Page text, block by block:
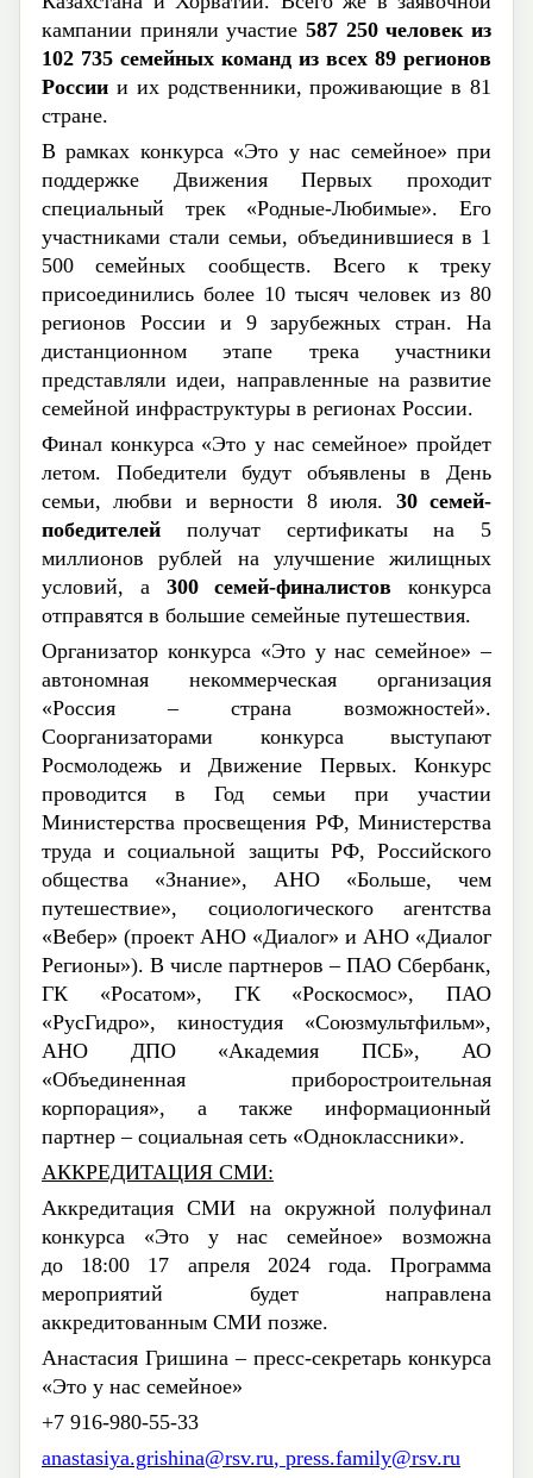
кампании приняли участие 587 250 человек из
102 735 семейных команд из всех 89 регионов
России и их родственники, проживающие в 81
стране.
В рамках конкурса «Это у нас семейное» при
поддержке Движения Первых проходит
специальный трек «Родные-Любимые». Его
участниками стали семьи, объединившиеся в 1
500 семейных сообществ. Всего к треку
присоединились более 10 тысяч человек из 80
регионов России и 9 зарубежных стран. На
дистанционном этапе трека участники
представляли идеи, направленные на развитие
семейной инфраструктуры в регионах России.
Финал конкурса «Это у нас семейное» пройдет
летом. Победители будут объявлены в День
семьи, любви и верности 8 июля. 30 семей-
победителей получат сертификаты на 5
миллионов рублей на улучшение жилищных
условий, а 300 семей-финалистов конкурса
отправятся в большие семейные путешествия.
Организатор конкурса «Это у нас семейное» –
автономная некоммерческая организация
«Россия – страна возможностей».
Соорганизаторами конкурса выступают
Росмолодежь и Движение Первых. Конкурс
проводится в Год семьи при участии
Министерства просвещения РФ, Министерства
труда и социальной защиты РФ, Российского
общества «Знание», АНО «Больше, чем
путешествие», социологического агентства
«Вебер» (проект АНО «Диалог» и АНО «Диалог
Регионы»). В числе партнеров – ПАО Сбербанк,
ГК «Росатом», ГК «Роскосмос», ПАО
«РусГидро», киностудия «Союзмультфильм»,
АНО ДПО «Академия ПСБ», АО
«Объединенная приборостроительная
корпорация», а также информационный
партнер – социальная сеть «Одноклассники».
АККРЕДИТАЦИЯ СМИ:
Аккредитация СМИ на окружной полуфинал
конкурса «Это у нас семейное» возможна
до 18:00 17 апреля 2024 года. Программа
мероприятий будет направлена
аккредитованным СМИ позже.
Анастасия Гришина– пресс-секретарь конкурса
«Это у нас семейное»
+7 916-980-55-33
anastasiya.grishina@rsv.ru, press.family@rsv.ru